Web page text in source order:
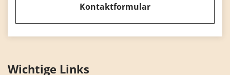
Kontaktformular
Wichtige Links